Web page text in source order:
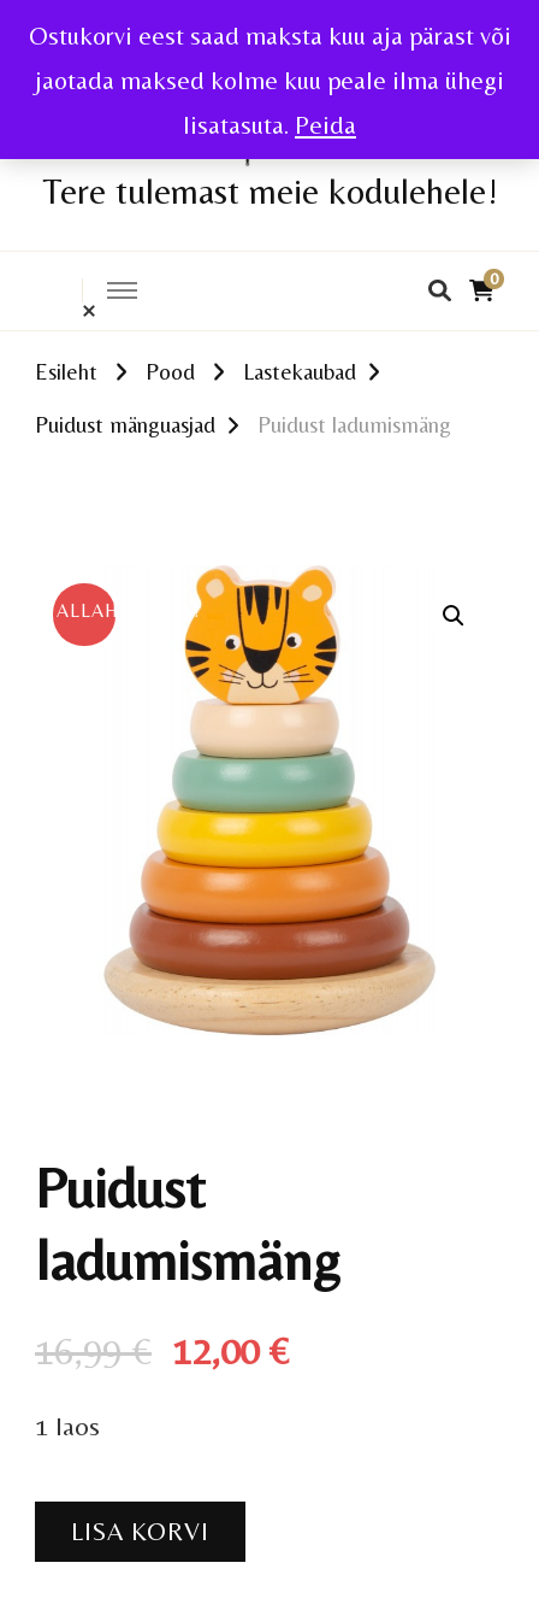
Ostukorvi eest saad maksta kuu aja pärast või
jaotada maksed kolme kuu peale ilma ühegi
lisatasuta. Peida
Tere tulemast meie kodulehele!
0
Esileht Pood Lastekaubad
Puidust mänguasjad Puidust ladumismäng
ALLAHINDLUS!
Puidust
ladumismäng
16,99€ Algne
16,99 €.
12,00€
1 laos
Puidust
ladumismäng
LISA KORVI